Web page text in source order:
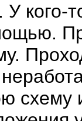
кого-
схему